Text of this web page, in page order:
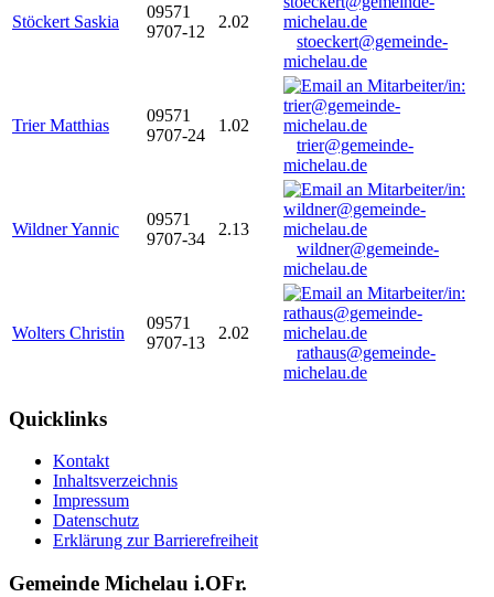
Stöckert Saskia
09571
9707-12
2.02
stoeckert@gemeinde-
michelau.de
Trier Matthias
09571
9707-24
1.02
trier@gemeinde-
michelau.de
Wildner Yannic
09571
9707-34
2.13
wildner@gemeinde-
michelau.de
Wolters Christin
09571
9707-13
2.02
rathaus@gemeinde-
michelau.de
Quicklinks
Kontakt
Inhaltsverzeichnis
Impressum
Datenschutz
Erklärung zur Barrierefreiheit
Gemeinde Michelau i.OFr.